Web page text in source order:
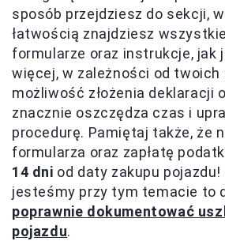
sposób przejdziesz do sekcji,
łatwością znajdziesz
formularze oraz instrukcje, jak
więcej, w zależności od twoich
możliwość złożenia deklaracji
znacznie oszczędza czas i
procedurę. Pamiętaj także, że
formularza oraz zapłatę
14 dni od daty zakupu pojazdu!
jesteśmy przy tym temacie to
poprawnie dokumentować
pojazdu.